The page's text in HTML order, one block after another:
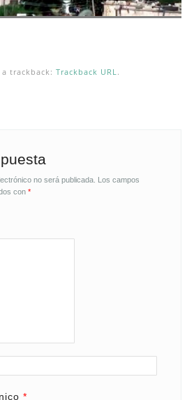
trackback: Trackback URL.
no será publicada. Los campos
con *
*